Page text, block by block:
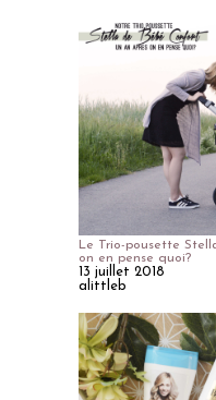
Le Trio-pousette
on en pense quoi?
13 juillet 2018
alittleb